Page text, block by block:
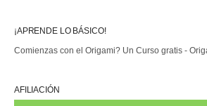
¡APRENDE LO BÁSICO!
Comienzas con el Origami? Un Curso gratis -
AFILIACIÓN